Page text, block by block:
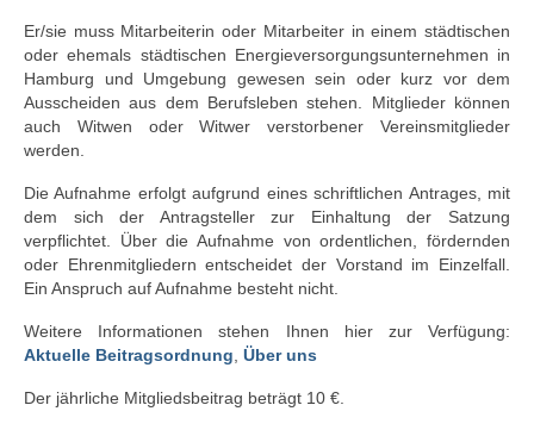
Gruppenreise
Allgemeine Informationen
Mitgliedschaft
Kontakt
Er/sie muss Mitarbeiterin oder Mitarbeiter in einem städtischen
oder ehemals städtischen Energieversorgungsunternehmen in
Hamburg und Umgebung gewesen sein oder kurz vor dem
Ausscheiden aus dem Berufsleben stehen. Mitglieder können
auch Witwen oder Witwer verstorbener Vereinsmitglieder
werden.
Die Aufnahme erfolgt aufgrund eines schriftlichen Antrages, mit
dem sich der Antragsteller zur Einhaltung der Satzung
verpflichtet. Über die Aufnahme von ordentlichen, fördernden
oder Ehrenmitgliedern entscheidet der Vorstand im Einzelfall.
Ein Anspruch auf Aufnahme besteht nicht.
Weitere Informationen stehen Ihnen hier zur Verfügung:
Aktuelle Beitragsordnung, Über uns
Der jährliche Mitgliedsbeitrag beträgt 10 €.